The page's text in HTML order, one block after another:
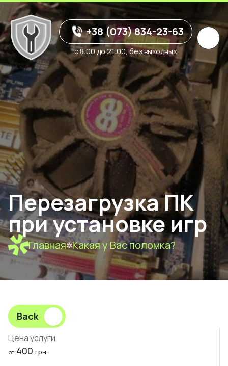
+38 (073) 834-23-63
с 8:00 до 21:00, без выходных
Перезагрузка ПК
при установке игр
Главная Какая у Вас поломка?
Back
Цена услуги
от 400 грн.